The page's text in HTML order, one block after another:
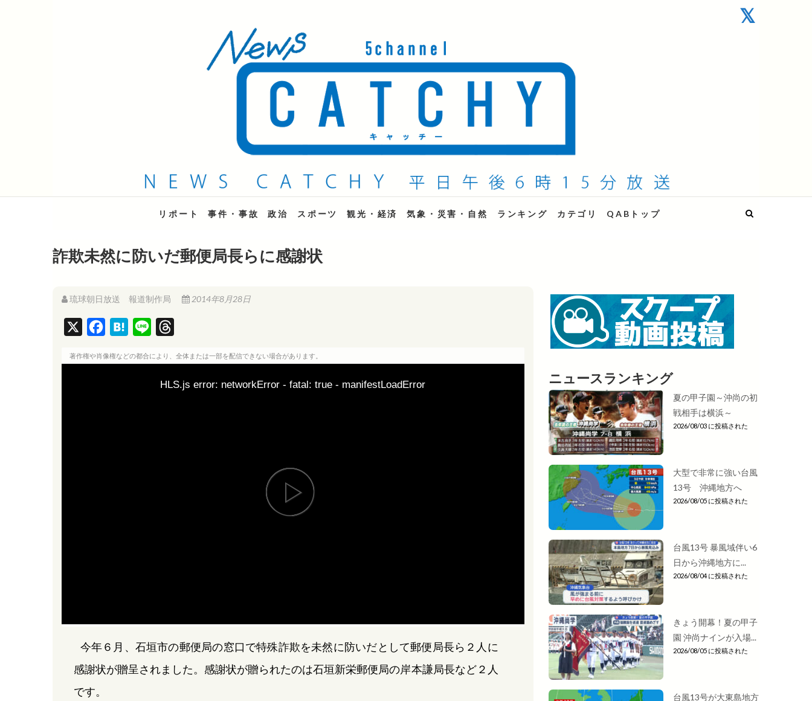
QAB NEWS Headline
キャッチー 月曜〜金曜 午後6時15分放送
リポート 事件・事故 政治 スポーツ 観光・経済 気象・災害・自然 ランキング カテゴリ QABトップ
詐欺未然に防いだ郵便局長らに感謝状
琉球朝日放送 報道制作局 2014年8月28日
c
H
t
n
r
e
著作権や肖像権などの都合により、全体または一部を配信できない場合があります。
HLS.js error: networkError - fatal: true - manifestLoadError
今年６月、石垣市の郵便局の窓口で特殊詐欺を未然に防いだとして郵便局長ら２人に
感謝状が贈呈されました。感謝状が贈られたのは石垣新栄郵便局の岸本謙局長など２人
です。
ニュースランキング
夏の甲子園～沖尚の初
戦相手は横浜～
2026/08/03 に投稿された
大型で非常に強い台風
13号 沖縄地方へ
2026/08/05 に投稿された
台風13号 暴風域伴い6
日から沖縄地方に...
2026/08/04 に投稿された
きょう開幕！夏の甲子
園 沖尚ナインが入場...
2026/08/05 に投稿された
台風13号が大東島地方